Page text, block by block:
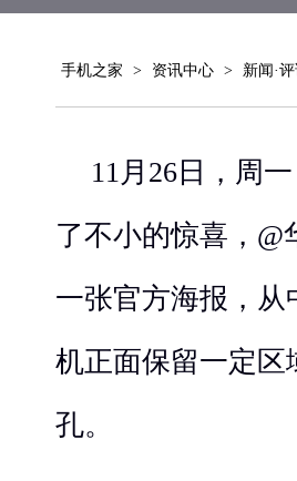
手机之家 > 资讯中心 > 新闻·
11月26日，周
了不小的惊喜，
一张官方海报，
机正面保留一定区
孔。